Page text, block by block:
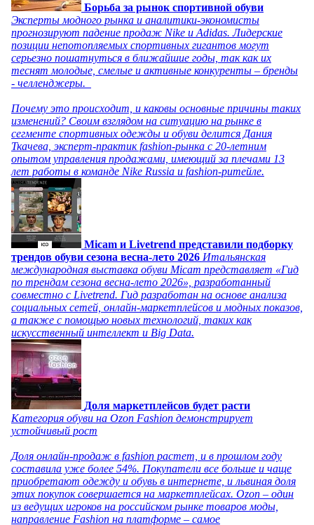
Борьба за рынок спортивной обуви
Эксперты модного рынка и аналитики-экономисты
прогнозируют падение продаж Nike и Adidas. Лидерские
позиции непотопляемых спортивных гигантов могут
серьезно пошатнуться в ближайшие годы, так как их
теснят молодые, смелые и активные конкуренты – бренды
- челленджеры.
Почему это происходит, и каковы основные причины таких
изменений? Своим взглядом на ситуацию на рынке в
сегменте спортивных одежды и обуви делится Дания
Ткачева, эксперт-практик fashion-рынка с 20-летним
опытом управления продажами, имеющий за плечами 13
лет работы в команде Nike Russia и fashion-ритейле.
Micam и Livetrend представили подборку
трендов обуви сезона весна-лето 2026 Итальянская
международная выставка обуви Micam представляет «Гид
по трендам сезона весна-лето 2026», разработанный
совместно с Livetrend. Гид разработан на основе анализа
социальных сетей, онлайн-маркетплейсов и модных показов,
а также с помощью новых технологий, таких как
искусственный интеллект и Big Data.
Доля маркетплейсов будет расти
Категория обуви на Ozon Fashion демонстрирует
устойчивый рост
Доля онлайн-продаж в fashion растет, и в прошлом году
составила уже более 54%. Покупатели все больше и чаще
приобретают одежду и обувь в интернете, и львиная доля
этих покупок совершается на маркетплейсах. Ozon – один
из ведущих игроков на российском рынке товаров моды,
направление Fashion на платформе – самое